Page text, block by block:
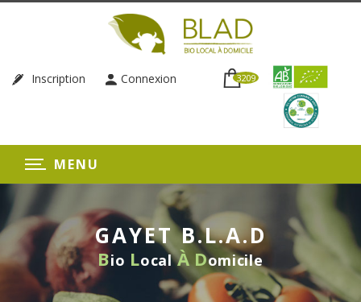
Inscription Connexion 3209
MENU
GAYET B.L.A.D
Bio LocalÀ Domicile
VOTRE PRODUCTEUR BIO DU RHÔNE